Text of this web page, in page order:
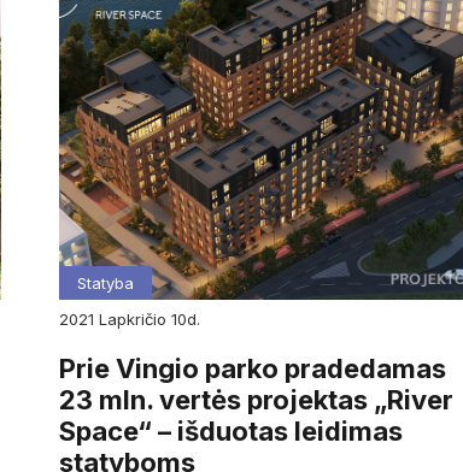
Statyba
2021
lapkričio 10d.
Prie Vingio parko pradedamas
23 mln. vertės projektas „River
Space“ – išduotas leidimas
statyboms